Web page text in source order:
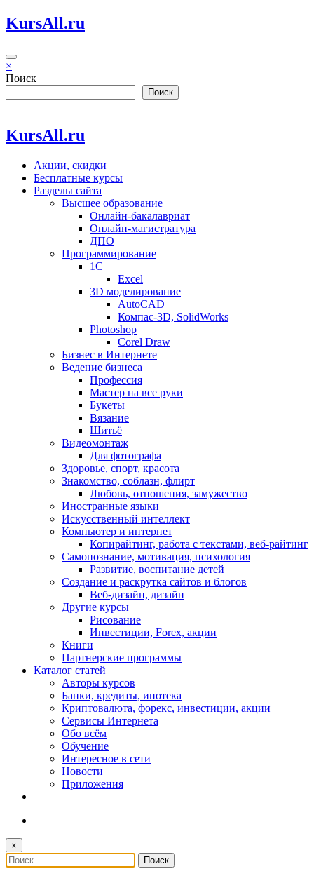
Перейти
к
KursAll.ru
×
Поиск
Поиск
KursAll.ru
Акции, скидки
Бесплатные курсы
Разделы сайта
Высшее образование
Онлайн-бакалавриат
Онлайн-магистратура
ДПО
Программирование
1С
Excel
3D моделирование
AutoCAD
Компас-3D, SolidWorks
Photoshop
Corel Draw
Бизнес в Интернете
Ведение бизнеса
Профессия
Мастер на все руки
Букеты
Вязание
Шитьё
Видеомонтаж
Для фотографа
Здоровье, спорт, красота
Знакомство, соблазн, флирт
Любовь, отношения, замужество
Иностранные языки
Искусственный интеллект
Компьютер и интернет
Копирайтинг, работа с текстами, веб-райтинг
Самопознание, мотивация, психология
Развитие, воспитание детей
Создание и раскрутка сайтов и блогов
Веб-дизайн, дизайн
Другие курсы
Рисование
Инвестиции, Forex, акции
Книги
Партнерские программы
Каталог статей
Авторы курсов
Банки, кредиты, ипотека
Криптовалюта, форекс, инвестиции, акции
Сервисы Интернета
Обо всём
Обучение
Интересное в сети
Новости
Приложения
×